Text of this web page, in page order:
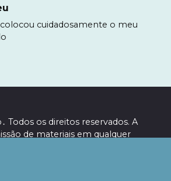
cuidadosamente o meu
Todos os direitos reservados. A
de materiais em qualquer